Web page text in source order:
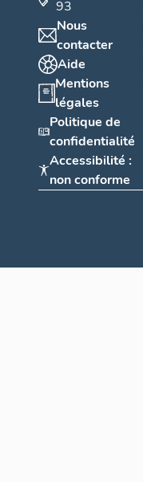
93
Nous
contacter
Aide
Mentions
légales
Politique de
confidentialité
Accessibilité :
non conforme